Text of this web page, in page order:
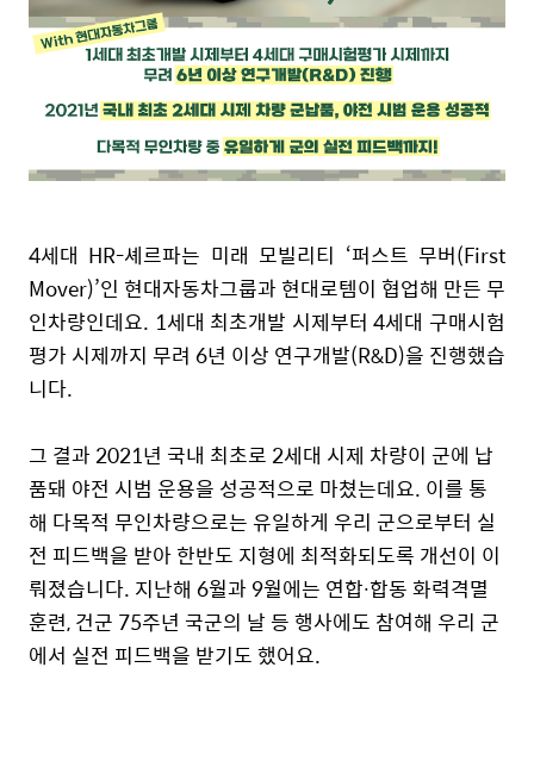
4세대 HR-셰르파는 미래 모빌리티 ‘퍼스트 무버(First
Mover)’인 현대자동차그룹과 현대로템이 협업해 만든 무
인차량인데요. 1세대 최초개발 시제부터 4세대 구매시험
평가 시제까지 무려 6년 이상 연구개발(R&D)을 진행했습
니다.
그 결과2021년 국내 최초로2세대 시제 차량이 군에 납
품돼 야전 시범 운용을 성공적으로 마쳤는데요. 이를 통
해 다목적 무인차량으로는 유일하게 우리 군으로부터 실
전 피드백을 받아한반도 지형에 최적화되도록 개선이 이
뤄졌습니다. 지난해 6월과 9월에는 연합∙합동 화력격멸
훈련,건군 75주년 국군의 날 등 행사에도 참여해 우리 군
에서 실전 피드백을 받기도 했어요.